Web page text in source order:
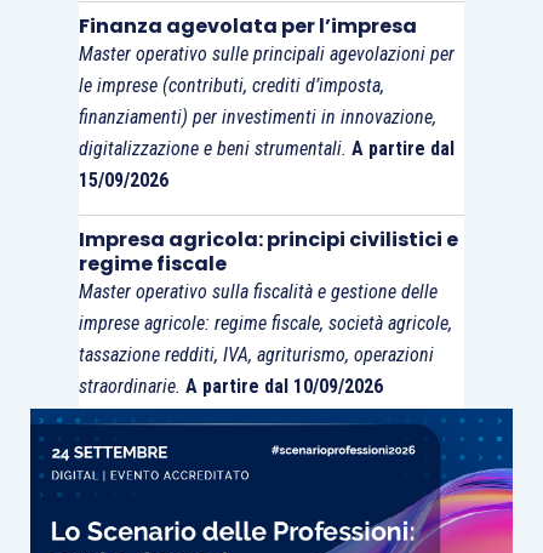
cui all’
articolo 40, comma 2, D.L. 331/1993
campo 2 l’imposta relativa agli acquisti imponibili
anche se non detraibile. Non sono invece da
comprendere gli acquisti di beni rientranti nel
regime del margine di cui al D.L. 41/1995 (per i
beni usati ecc.), effettuati con altri operatori
della Ue, perché sono considerati operazioni
interne da assoggettare all’imposta nel Paese in
cui risiede il cedente del bene.
Si propone unesempio di compilazione
l’acquisto di un bene strumentale materiale da un
fornitore comunitario del valore di 1.000 euro.
Finanza agevolata per l’impresa
Master operativo sulle principali agevolazioni per
le imprese (contributi, crediti d’imposta,
finanziamenti) per investimenti in innovazione,
digitalizzazione e beni strumentali. A partire dal
15/09/2026
Impresa agricola: principi civilistici e
regime fiscale
Master operativo sulla fiscalità e gestione delle
imprese agricole: regime fiscale, società agricole,
tassazione redditi, IVA, agriturismo, operazioni
straordinarie. A partire dal 10/09/2026